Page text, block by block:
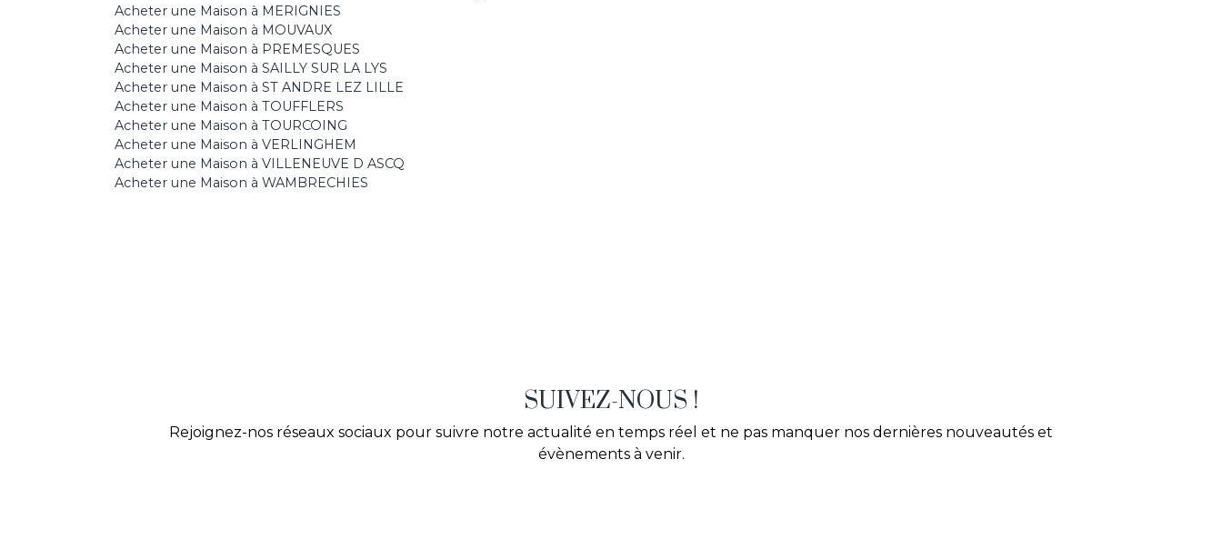
Acheter une Maison à MERIGNIES
Acheter une Maison à MOUVAUX
Acheter une Maison à PREMESQUES
Acheter une Maison à SAILLY SUR LA LYS
Acheter une Maison à ST ANDRE LEZ LILLE
Acheter une Maison à TOUFFLERS
Acheter une Maison à TOURCOING
Acheter une Maison à VERLINGHEM
Acheter une Maison à VILLENEUVE D ASCQ
Acheter une Maison à WAMBRECHIES
SUIVEZ-NOUS !
Rejoignez-nos réseaux sociaux pour suivre notre actualité en temps réel et ne pas manquer nos dernières nouveautés et
évènements à venir.